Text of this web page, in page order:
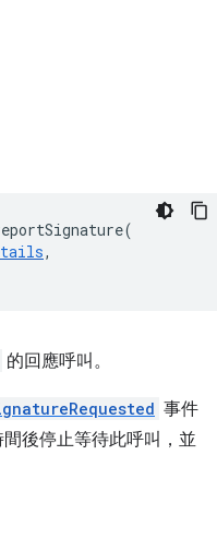
(
,
的回應呼叫。
事件
後停止等待此呼叫，並